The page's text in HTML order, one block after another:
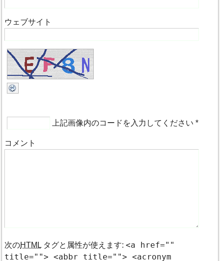
ウェブサイト
上記画像内のコードを入力してください *
コメント
次のHTML タグと属性が使えます:<a href=""
title=""> <abbr title=""> <acronym